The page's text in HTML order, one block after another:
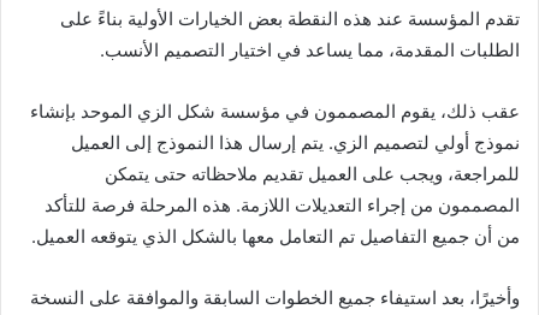
تقدم المؤسسة عند هذه النقطة بعض الخيارات الأولية بناءً على
الطلبات المقدمة، مما يساعد في اختيار التصميم الأنسب.
عقب ذلك، يقوم المصممون في مؤسسة شكل الزي الموحد بإنشاء
نموذج أولي لتصميم الزي. يتم إرسال هذا النموذج إلى العميل
للمراجعة، ويجب على العميل تقديم ملاحظاته حتى يتمكن
المصممون من إجراء التعديلات اللازمة. هذه المرحلة فرصة للتأكد
من أن جميع التفاصيل تم التعامل معها بالشكل الذي يتوقعه العميل.
وأخيرًا، بعد استيفاء جميع الخطوات السابقة والموافقة على النسخة